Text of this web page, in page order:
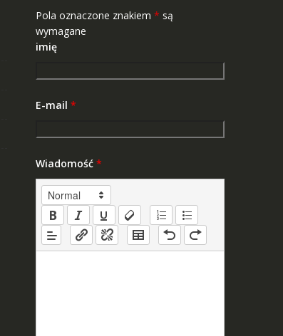
Pola oznaczone znakiem * są
wymagane
imię
E-mail *
Wiadomość *